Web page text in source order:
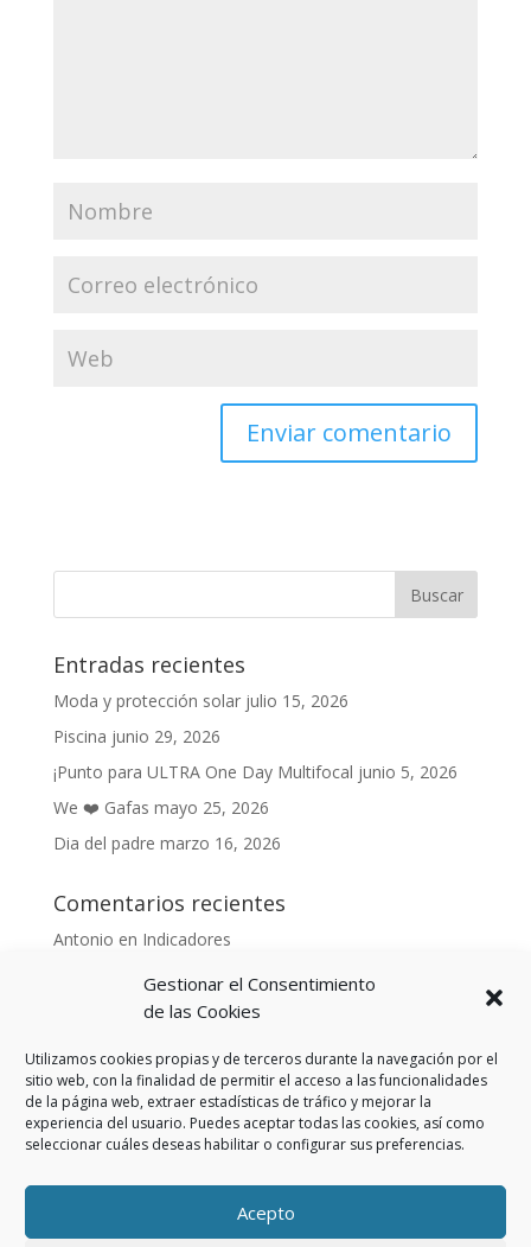
Gestionar el Consentimiento
de las Cookies
Utilizamos cookies propias y de terceros durante la navegación por el
sitio web, con la finalidad de permitir el acceso a las funcionalidades
de la página web, extraer estadísticas de tráfico y mejorar la
experiencia del usuario. Puedes aceptar todas las cookies, así como
seleccionar cuáles deseas habilitar o configurar sus preferencias.
Acepto
Entradas recientes
Moda y protección solar julio 15, 2026
Piscina junio 29, 2026
¡Punto para ULTRA One Day Multifocal junio 5, 2026
We ❤️ Gafas mayo 25, 2026
Dia del padre marzo 16, 2026
Comentarios recientes
Antonio en Indicadores
enIndicadores
enDe cara al buen tiempo
Política de privacidad
Política de cookies (UE)
Política privacidad RSS